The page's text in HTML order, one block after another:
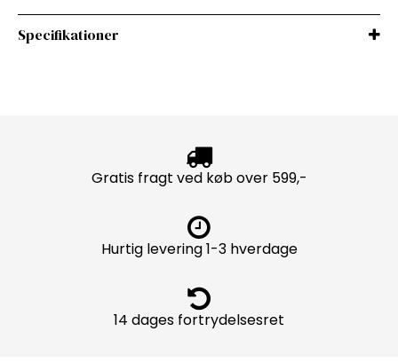
Specifikationer
Gratis fragt ved køb over 599,-
Hurtig levering 1-3 hverdage
14 dages fortrydelsesret